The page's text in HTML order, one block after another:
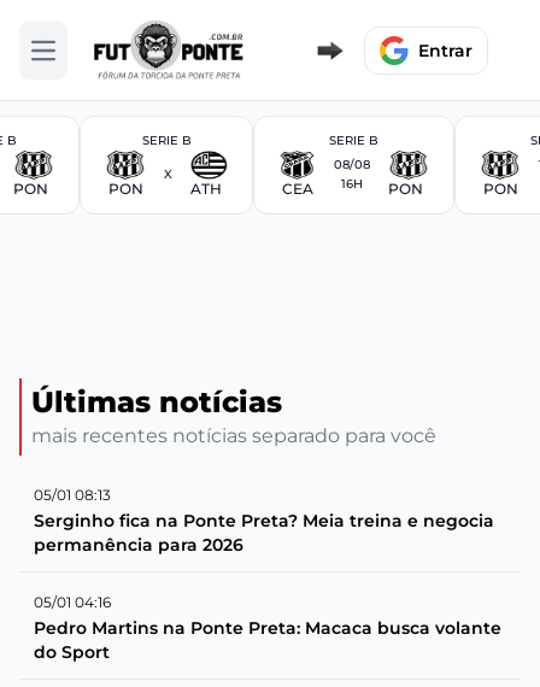
Abrir menu Entrar
B
PON
SERIE B
PON
X
ATH
SERIE B
CEA
08/08
16H
PON PON
Últimas notícias
mais recentes notícias separado para você
05/01 08:13
Serginho fica na Ponte Preta? Meia treina e negocia
permanência para 2026
05/01 04:16
Pedro Martins na Ponte Preta: Macaca busca volante
do Sport